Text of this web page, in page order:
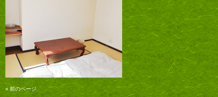
« 前のページ